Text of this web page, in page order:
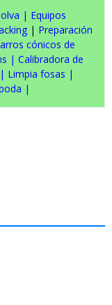
| Equipos
| Preparación
cónicos de
| Calibradora de
| Limpia fosas |
|